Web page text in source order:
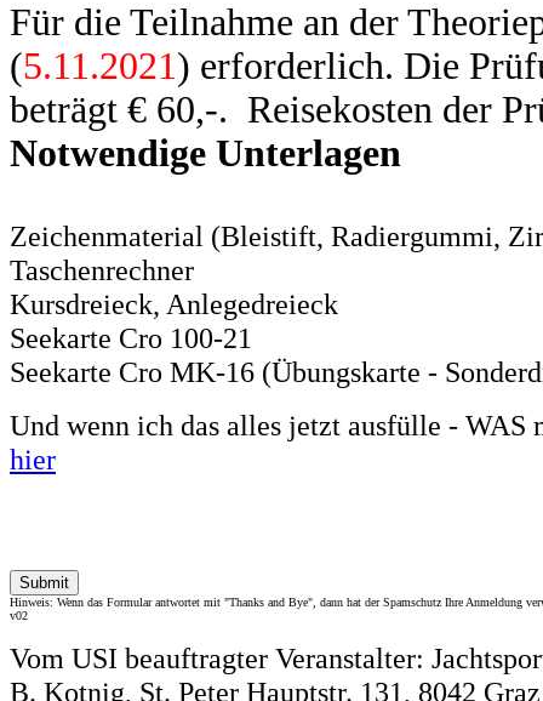
Für die Teilnahme an der Theorie
(5.11.2021) erforderlich. Die
beträgt € 60,-. Reisekosten der
Notwendige Unterlagen
Zeichenmaterial (Bleistift, Radiergummi,
Taschenrechner
Kursdreieck, Anlegedreieck
Seekarte Cro 100-21
Seekarte Cro MK-16 (Übungskarte -
Und wenn ich das alles jetzt ausfülle -
hier
Hinweis: Wenn das Formular antwortet mit "Thanks and Bye", dann hat der Spamschutz Ihre Anmeldung
v02
Vom USI beauftragter Veranstalter:
B. Kotnig, St. Peter Hauptstr. 131, 8042